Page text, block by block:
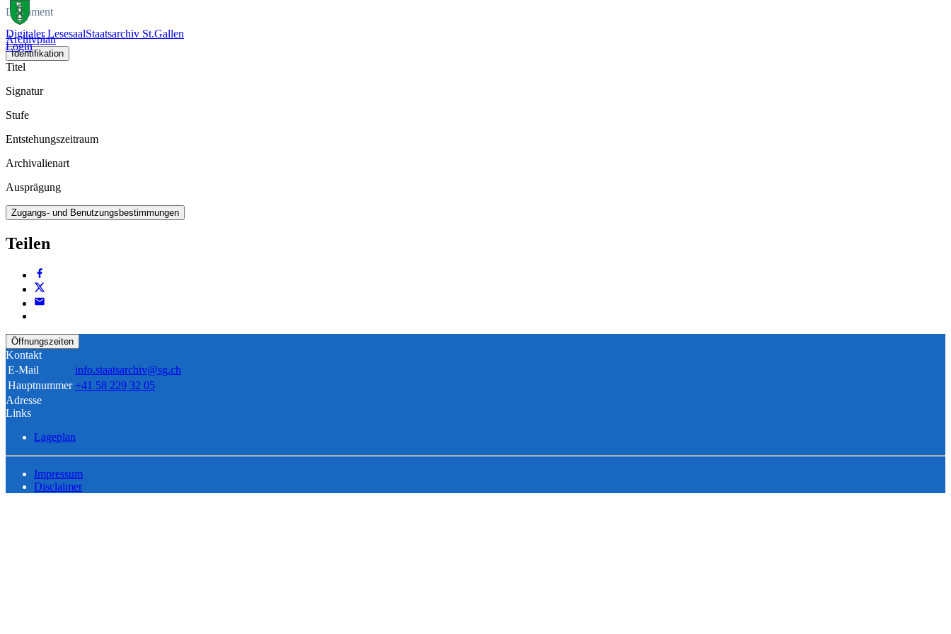
Digitaler LesesaalStaatsarchiv St.Gallen
Login
Dokument
Archivplan
Identifikation
Titel
Signatur
Stufe
Entstehungszeitraum
Archivalienart
Ausprägung
Zugangs- und Benutzungsbestimmungen
Teilen
Öffnungszeiten
Kontakt
E-Mail
info.staatsarchiv@sg.ch
Hauptnummer +41 58 229 32 05
Adresse
Links
Lageplan
Impressum
Disclaimer